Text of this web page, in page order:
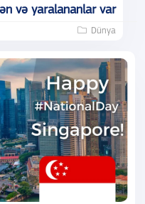
və yaralananlar var
Dünya